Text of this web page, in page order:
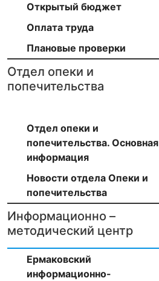
Открытый бюджет
Оплата труда
Плановые проверки
Отдел опеки и
попечительства
Отдел опеки и
попечительства. Основная
информация
Новости отдела Опеки и
попечительства
Информационно –
методический центр
Ермаковский
информационно-